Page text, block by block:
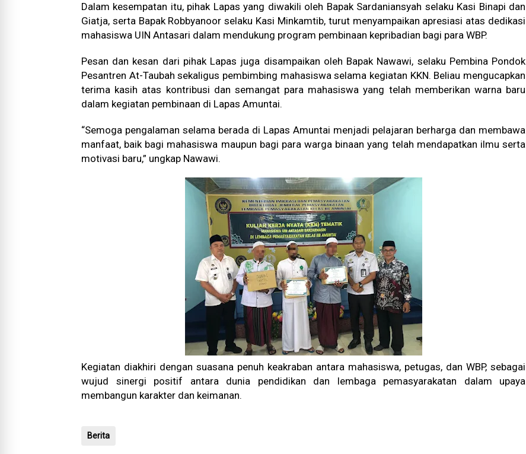
Dalam kesempatan itu, pihak Lapas yang diwakili oleh Bapak Sardaniansyah selaku Kasi Binapi dan
Giatja, serta Bapak Robbyanoor selaku Kasi Minkamtib, turut menyampaikan apresiasi atas dedikasi
mahasiswa UIN Antasari dalam mendukung program pembinaan kepribadian bagi para WBP.
Pesan dan kesan dari pihak Lapas juga disampaikan oleh Bapak Nawawi, selaku Pembina Pondok
Pesantren At-Taubah sekaligus pembimbing mahasiswa selama kegiatan KKN. Beliau mengucapkan
terima kasih atas kontribusi dan semangat para mahasiswa yang telah memberikan warna baru
dalam kegiatan pembinaan di Lapas Amuntai.
“Semoga pengalaman selama berada di Lapas Amuntai menjadi pelajaran berharga dan membawa
manfaat, baik bagi mahasiswa maupun bagi para warga binaan yang telah mendapatkan ilmu serta
motivasi baru,” ungkap Nawawi.
Kegiatan diakhiri dengan suasana penuh keakraban antara mahasiswa, petugas, dan WBP, sebagai
wujud sinergi positif antara dunia pendidikan dan lembaga pemasyarakatan dalam upaya
membangun karakter dan keimanan.
Berita